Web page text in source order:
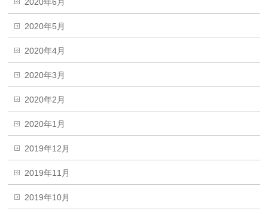
2020年5月
2020年4月
2020年3月
2020年2月
2020年1月
2019年12月
2019年11月
2019年10月